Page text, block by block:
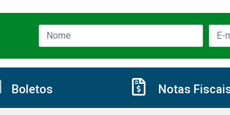
Boletos Notas